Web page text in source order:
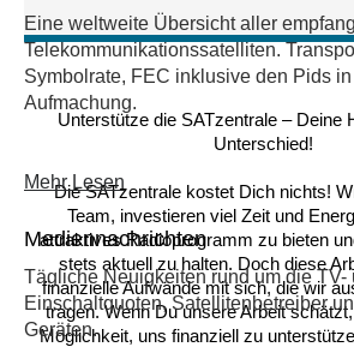
Eine weltweite Übersicht aller
Telekommunikationssatelliten.
Symbolrate, FEC inklusive den Pids
Aufmachung.
Mehr Lesen
Mediennachrichten
Tägliche Neuigkeiten rund um die TV-
Einschaltquoten, Satellitenbetreiber
Geräten.
Unterstütze die SATzentrale – Deine
Unterschied!
Die SATzentrale kostet Dich nichts!
Team, investieren viel Zeit und
attraktives Radioprogramm zu bieten
stets aktuell zu halten. Doch diese
finanzielle Aufwände mit sich, die wir
tragen. Wenn Du unsere Arbeit
Möglichkeit, uns finanziell zu